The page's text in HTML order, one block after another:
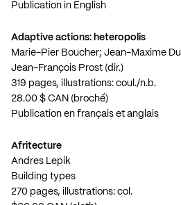
Publication in English
Adaptive actions: heteropolis
Marie-Pier Boucher; Jean-Maxime
Jean-François Prost (dir.)
319 pages, illustrations: coul./n.b.
28.00 $ CAN (broché)
Publication en français et anglais
Afritecture
Andres Lepik
Building types
270 pages, illustrations: col.